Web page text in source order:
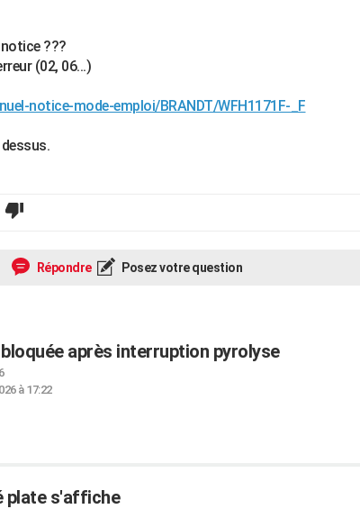
???
(02, 06...)
notice-mode-emploi/BRANDT/WFH1171F-_F
Répondre Posez votre question
après interruption pyrolyse
à 17:22
plate s'affiche